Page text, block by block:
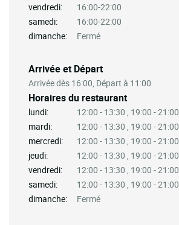
vendredi:
16:00-22:00
samedi:
16:00-22:00
dimanche:
Fermé
Arrivée et Départ
Arrivée dès 16:00, Départ à 11:00
Horaires du restaurant
lundi:
12:00 - 13:30 , 19:00 - 21:00
mardi:
12:00 - 13:30 , 19:00 - 21:00
mercredi:
12:00 - 13:30 , 19:00 - 21:00
jeudi:
12:00 - 13:30 , 19:00 - 21:00
vendredi:
12:00 - 13:30 , 19:00 - 21:00
samedi:
12:00 - 13:30 , 19:00 - 21:00
dimanche:
Fermé